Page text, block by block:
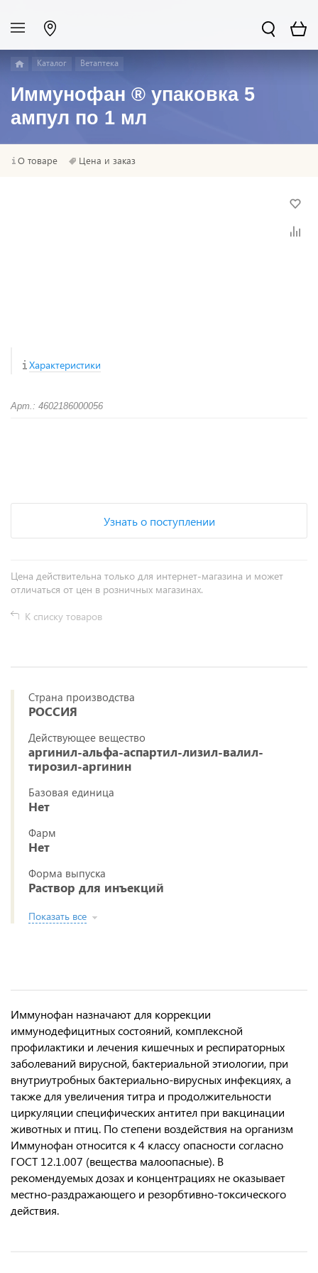
Каталог Ветаптека
Иммунофан ® упаковка 5
ампул по 1 мл
О товаре Цена и заказ
Характеристики
Арт.: 4602186000056
Узнать о поступлении
Цена действительна только для интернет-магазина и может
отличаться от цен в розничных магазинах.
К списку товаров
Страна производства
РОССИЯ
Действующее вещество
аргинил-альфа-аспартил-лизил-валил-
тирозил-аргинин
Базовая единица
Нет
Фарм
Нет
Форма выпуска
Раствор для инъекций
Показать все
Иммунофан назначают для коррекции
иммунодефицитных состояний, комплексной
профилактики и лечения кишечных и респираторных
заболеваний вирусной, бактериальной этиологии, при
внутриутробных бактериально-вирусных инфекциях, а
также для увеличения титра и продолжительности
циркуляции специфических антител при вакцинации
животных и птиц. По степени воздействия на организм
Иммунофан относится к 4 классу опасности согласно
ГОСТ 12.1.007 (вещества малоопасные). В
рекомендуемых дозах и концентрациях не оказывает
местно-раздражающего и резорбтивно-токсического
действия.